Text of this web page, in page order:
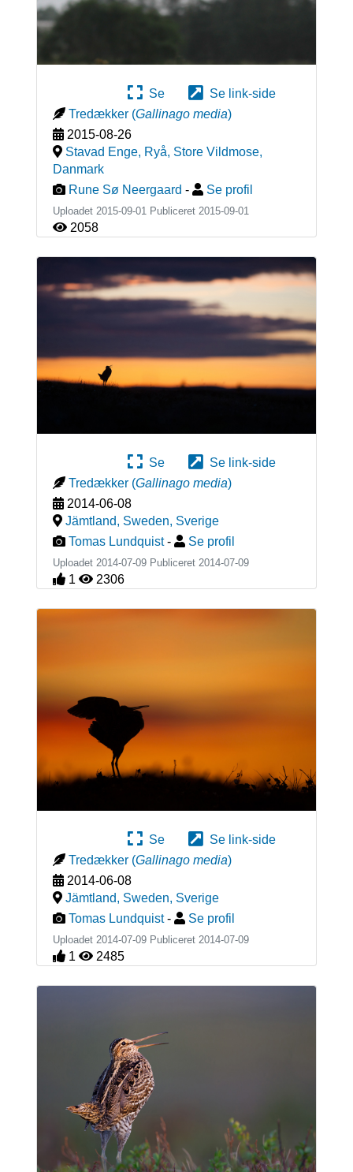
Se
Se link-side
Tredækker (Gallinago media)
2015-08-26
Stavad Enge, Ryå, Store Vildmose,
Danmark
Rune Sø Neergaard - Se profil
Uploadet 2015-09-01 Publiceret 2015-09-01
2058
Se
Se link-side
Tredækker (Gallinago media)
2014-06-08
Jämtland, Sweden, Sverige
Tomas Lundquist - Se profil
Uploadet 2014-07-09 Publiceret 2014-07-09
1 2306
Se
Se link-side
Tredækker (Gallinago media)
2014-06-08
Jämtland, Sweden, Sverige
Tomas Lundquist - Se profil
Uploadet 2014-07-09 Publiceret 2014-07-09
1 2485